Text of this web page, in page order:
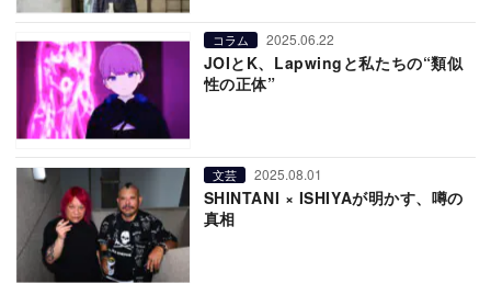
コラム 2025.06.22
JOIとK、Lapwingと私たちの“類似
性の正体”
文芸 2025.08.01
SHINTANI × ISHIYAが明かす、噂の
真相